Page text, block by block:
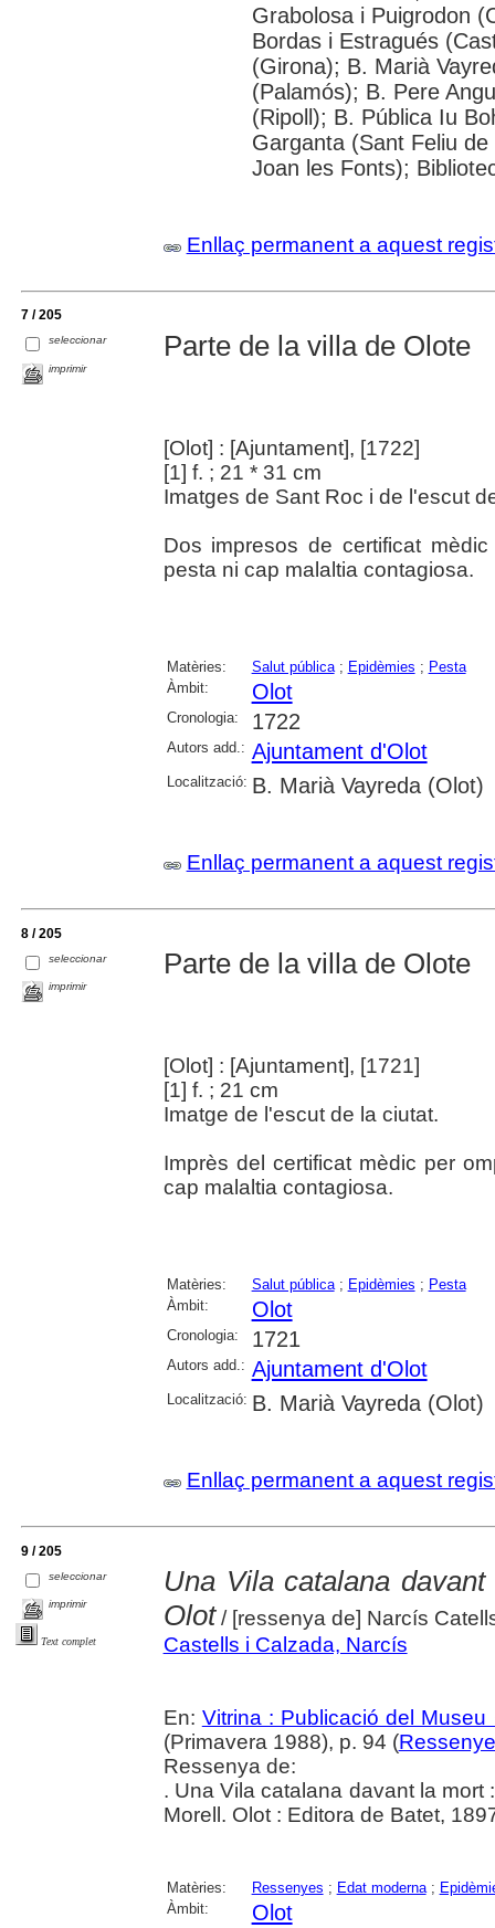
Grabolosa i Puigrodon
Bordas i Estragués
(Girona); B. Marià
(Palamós); B. Pere
(Ripoll); B. Pública Iu
Garganta (Sant Feliu
Joan les Fonts);
Enllaç permanent a aquest
7 / 205
seleccionar
imprimir
Parte de la villa de Olote
[Olot] : [Ajuntament], [1722]
[1] f. ; 21 * 31 cm
Imatges de Sant Roc i de l'escut
Dos impresos de certificat
pesta ni cap malaltia contagiosa.
Matèries: Salut pública; Epidèmies ; Pesta
Àmbit:
Olot
Cronologia: 1722
Autors add.: Ajuntament d'Olot
Localització: B. Marià Vayreda (Olot)
Enllaç permanent a aquest
8 / 205
seleccionar
imprimir
Parte de la villa de Olote
[Olot] : [Ajuntament], [1721]
[1] f. ; 21 cm
Imatge de l'escut de la ciutat.
Imprès del certificat mèdic per
cap malaltia contagiosa.
Matèries: Salut pública; Epidèmies ; Pesta
Àmbit:
Olot
Cronologia: 1721
Autors add.: Ajuntament d'Olot
Localització: B. Marià Vayreda (Olot)
Enllaç permanent a aquest
9 / 205
seleccionar
imprimir
Text complet
Una Vila catalana
Olot/ [ressenya de] Narcís
Castells i Calzada, Narcís
En: Vitrina : Publicació del
(Primavera 1988), p. 94 (
Ressenya de:
. Una Vila catalana davant la
Morell. Olot : Editora de Batet,
Matèries: Ressenyes ; Edat moderna;
Àmbit:
Olot